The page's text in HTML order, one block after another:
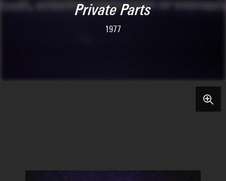
Private Parts
1977